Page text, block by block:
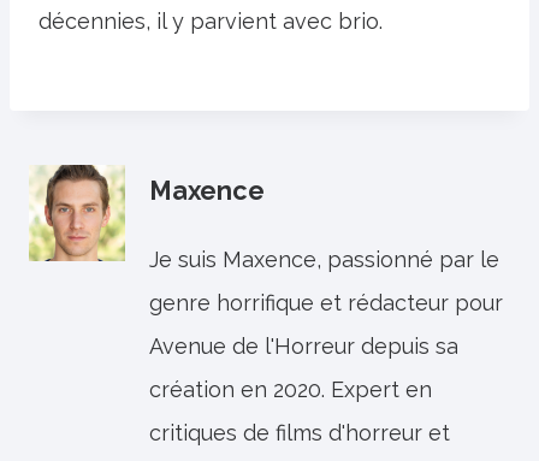
décennies, il y parvient avec brio.
Maxence
Je suis Maxence, passionné par le
genre horrifique et rédacteur pour
Avenue de l'Horreur depuis sa
création en 2020. Expert en
critiques de films d'horreur et